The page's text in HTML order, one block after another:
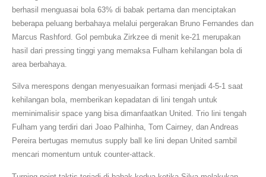
berhasil menguasai bola 63% di babak pertama dan menciptakan
beberapa peluang berbahaya melalui pergerakan Bruno Fernandes dan
Marcus Rashford. Gol pembuka Zirkzee di menit ke-21 merupakan
hasil dari pressing tinggi yang memaksa Fulham kehilangan bola di
area berbahaya.
Silva merespons dengan menyesuaikan formasi menjadi 4-5-1 saat
kehilangan bola, memberikan kepadatan di lini tengah untuk
meminimalisir space yang bisa dimanfaatkan United. Trio lini tengah
Fulham yang terdiri dari Joao Palhinha, Tom Cairney, dan Andreas
Pereira bertugas memutus supply ball ke lini depan United sambil
mencari momentum untuk counter-attack.